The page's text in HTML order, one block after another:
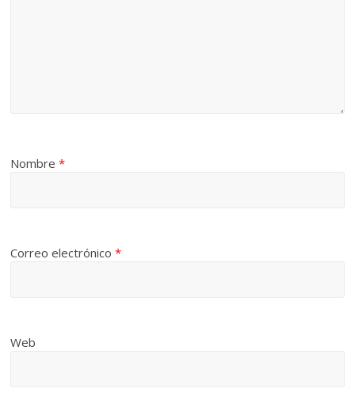
Nombre*
Correo electrónico*
Web